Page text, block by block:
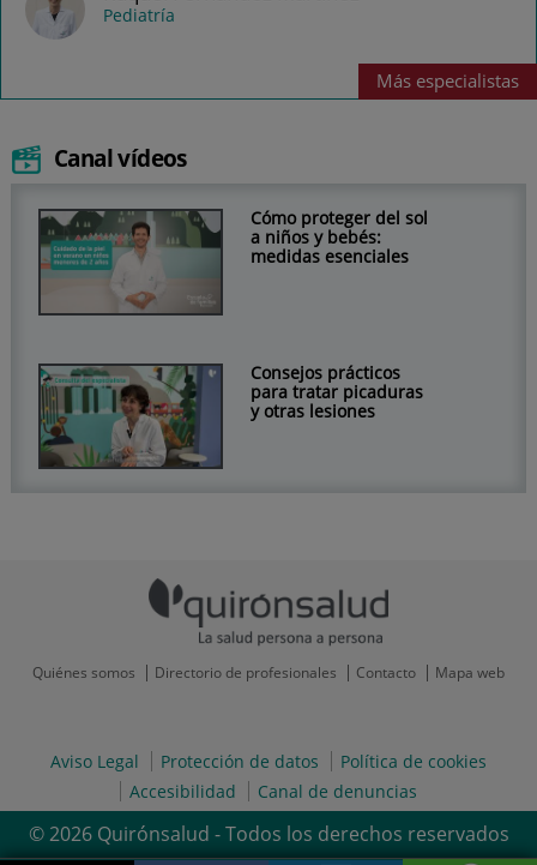
Pediatría
Más especialistas
Canal vídeos
Cómo proteger del sol
a niños y bebés:
medidas esenciales
Consejos prácticos
para tratar picaduras
y otras lesiones
Quiénes somos Directorio de profesionales Contacto Mapa web
Aviso Legal Protección de datos
Política de cookies
Accesibilidad
Canal de denuncias
© 2026 Quirónsalud - Todos los derechos reservados